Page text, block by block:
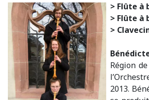
> Flûte à
> Flûte à
>
Région
2013.